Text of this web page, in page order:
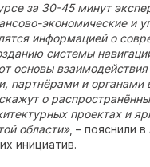
за 30-45 минут
экономические и
информацией о
системы
основы
партнёрами и органами
о
проектах и
области», – пояснили в
инициатив.